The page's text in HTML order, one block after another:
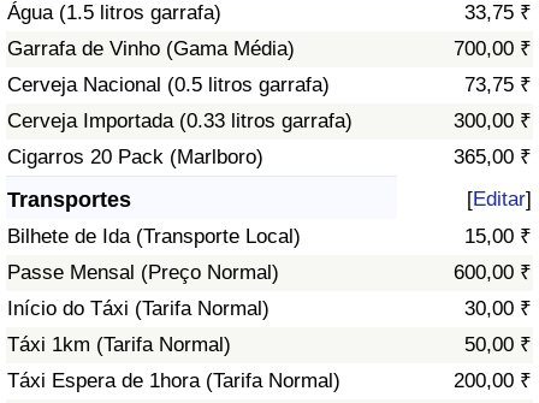
Água (1.5 litros garrafa)
33,75 ₹
Garrafa de Vinho (Gama Média)
700,00 ₹
Cerveja Nacional (0.5 litros garrafa)
73,75 ₹
Cerveja Importada (0.33 litros garrafa)
300,00 ₹
Cigarros 20 Pack (Marlboro)
365,00 ₹
Transportes [Editar]
Bilhete de Ida (Transporte Local)
15,00 ₹
Passe Mensal (Preço Normal)
600,00 ₹
Início do Táxi (Tarifa Normal)
30,00 ₹
Táxi 1km (Tarifa Normal)
50,00 ₹
Táxi Espera de 1hora (Tarifa Normal)
200,00 ₹
Indicador de Trânsito
Indicador de Trânsito (Atual)
Indicador de Trânsito por País